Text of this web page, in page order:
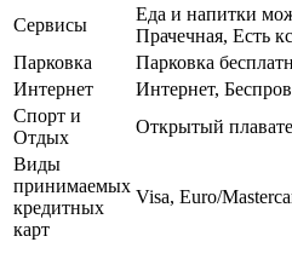
Сервисы
Еда и напитки
Прачечная, Есть
Парковка
Парковка
Интернет
Интернет,
Спорт и
Отдых
Открытый
Виды
принимаемых
кредитных
карт
Visa, Euro/